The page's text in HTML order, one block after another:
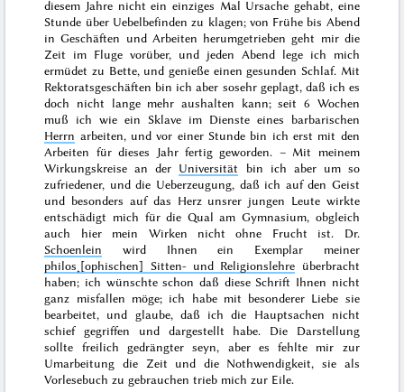
diesem Jahre nicht ein einziges Mal Ursache gehabt, eine
Stunde über Uebelbefinden zu klagen; von Frühe bis Abend
in Geschäften und Arbeiten herumgetrieben geht mir die
Zeit im Fluge vorüber, und jeden Abend lege ich mich
ermüdet zu Bette, und genieße einen gesunden Schlaf. Mit
Rektoratsgeschäften bin ich aber sosehr geplagt, daß ich es
doch nicht lange mehr aushalten kann; seit 6 Wochen
muß ich wie ein Sklave im Dienste eines barbarischen
Herrn arbeiten, und vor einer Stunde bin ich erst mit den
Arbeiten für dieses Jahr fertig geworden. – Mit meinem
Wirkungskreise an der Universität bin ich aber um so
zufriedener, und die Ueberzeugung, daß ich auf den Geist
und besonders auf das Herz unsrer jungen Leute wirkte
entschädigt mich für die Qual am Gymnasium, obgleich
auch hier mein Wirken nicht ohne Frucht ist. Dr.
Schoenlein wird Ihnen ein Exemplar meiner
philos˖[ophischen] Sitten- und Religionslehre überbracht
haben; ich wünschte schon daß diese Schrift Ihnen nicht
ganz misfallen möge; ich habe mit besonderer Liebe sie
bearbeitet, und glaube, daß ich die Hauptsachen nicht
schief gegriffen und dargestellt habe. Die Darstellung
sollte freilich gedrängter seyn, aber es fehlte mir zur
Umarbeitung die Zeit und die Nothwendigkeit, sie als
Vorlesebuch zu gebrauchen trieb mich zur Eile.